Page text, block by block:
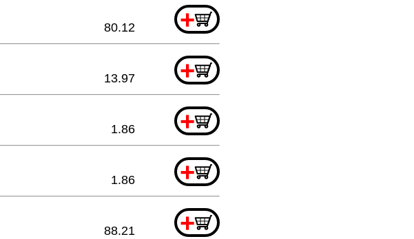
+
80.12
+
13.97
+
1.86
+
1.86
+
88.21